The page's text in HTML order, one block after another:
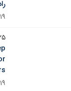
۱۹ اسفند ۱۴۰۰
۱۹ اسفند ۱۴۰۰